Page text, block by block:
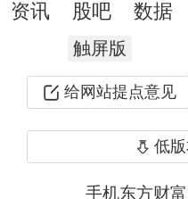
今年一季度，工
现金流量净额为
为12.99亿元。
2623.81亿元，
本每股收益由上
资讯 股吧 数据
触屏版
给网站提点意见
低
手机东方财富